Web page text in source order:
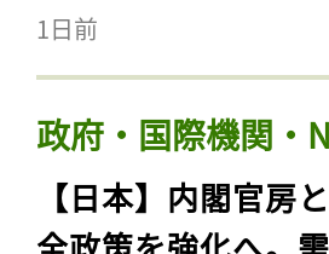
1日前
政府・国際機関・
【日本】内閣官房